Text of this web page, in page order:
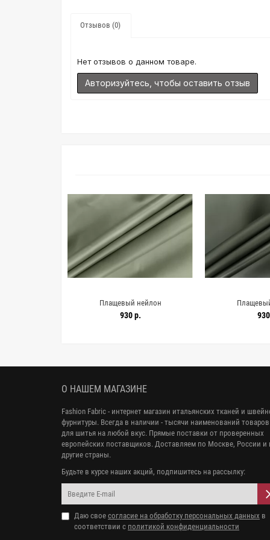
Отзывов (0)
Нет отзывов о данном товаре.
Авторизуйтесь, чтобы оставить отзыв
Плащевый нейлон
водонепроницаемый MAX MARA
930 р.
О НАШЕМ МАГАЗИНЕ
Fashion Fabric - интернет магазин итальянских тканей и
фурнитуры. Всегда в наличии - тысячи наименований товаров
для шитья на любой вкус. Прямые поставки от проверенных
европейских поставщиков. Доставляем по Москве, России и
другие страны.
Будьте в курсе наших акций, подпишитесь на рассылку:
Даю свое согласие на обработку персональных данных в
соответствии с политикой конфиденциальности